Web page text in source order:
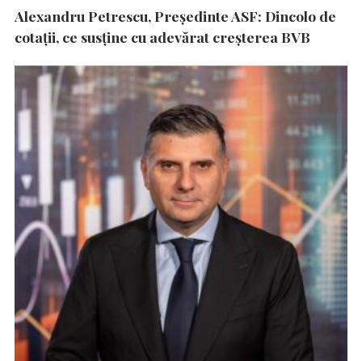
Alexandru Petrescu, Președinte ASF: Dincolo de
cotații, ce susține cu adevărat creșterea BVB